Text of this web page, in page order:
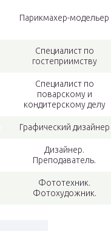
Парикмахер-модельер
Специалист по
гостеприимству
Специалист по
поварскому и
кондитерскому делу
Графический дизайнер
Дизайнер.
Преподаватель.
Фототехник.
Фотохудожник.